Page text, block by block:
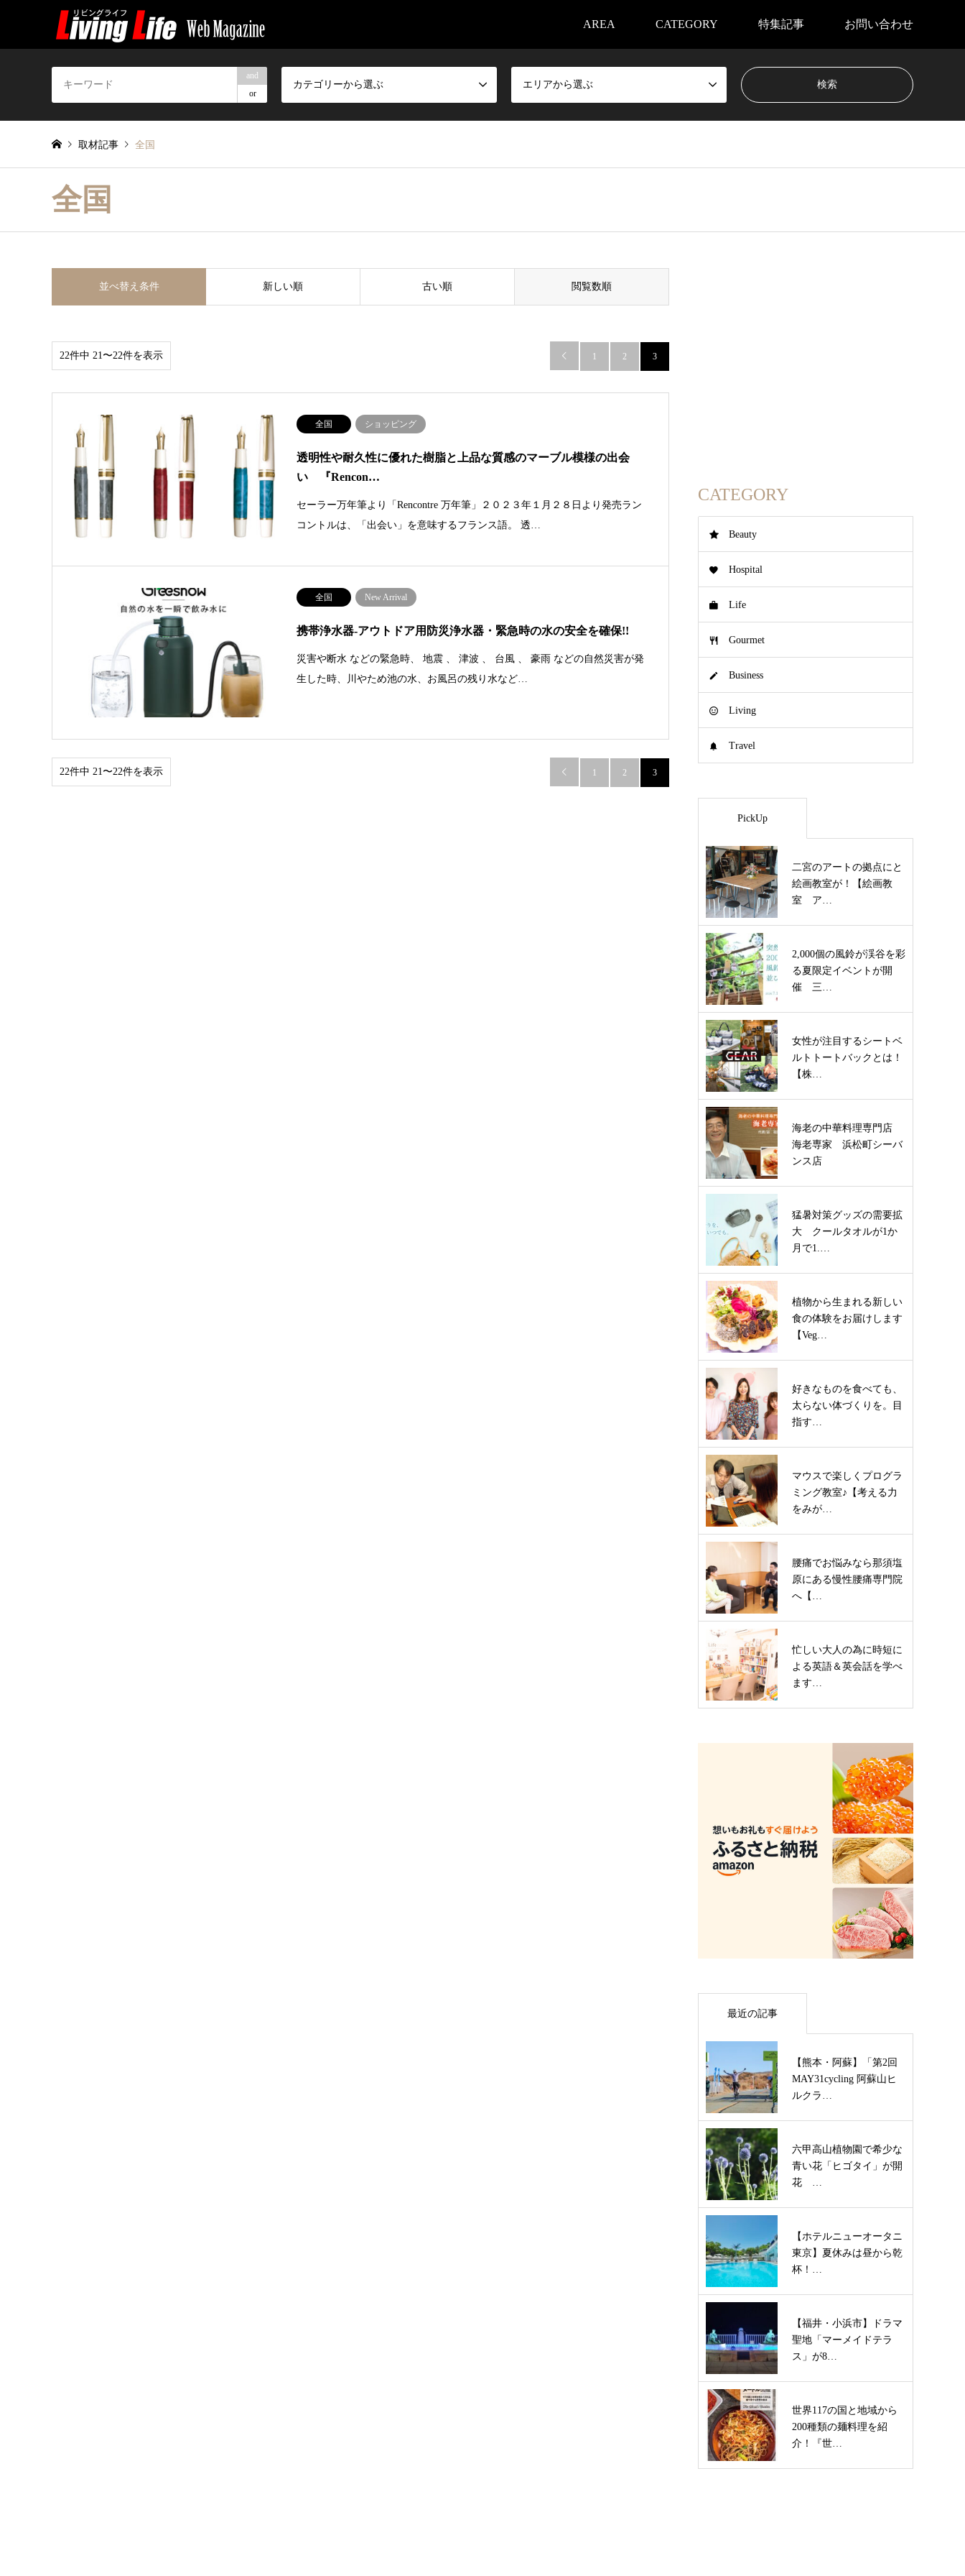
AREA CATEGORY 特集記事 お問い合わせ
and
or
カテゴリーから選ぶ エリアから選ぶ
取材記事 全国
全国
並べ替え条件 新しい順 古い順 閲覧数順
22件中 21〜22件を表示  1 2 3
全国 ショッピング
透明性や耐久性に優れた樹脂と上品な質感のマーブル模様の出会
い 『Rencon…
セーラー万年筆より「Rencontre 万年筆」２０２３年１月２８日より発売ラン
コントルは、「出会い」を意味するフランス語。 透…
全国 New Arrival
携帯浄水器-アウトドア用防災浄水器・緊急時の水の安全を確保!!
災害や断水 などの緊急時、 地震 、 津波 、 台風 、 豪雨 などの自然災害が発
生した時、川やため池の水、お風呂の残り水など…
22件中 21〜22件を表示  1 2 3
CATEGORY
Beauty
Hospital
Life
Gourmet
Business
Living
Travel
PickUp
二宮のアートの拠点にと
絵画教室が！【絵画教
室 ア…
2,000個の風鈴が渓谷を彩
る夏限定イベントが開
催 三…
女性が注目するシートベ
ルトトートバックとは！
【株…
海老の中華料理専門店
海老専家 浜松町シーバ
ンス店
猛暑対策グッズの需要拡
大 クールタオルが1か
月で1.…
植物から生まれる新しい
食の体験をお届けします
【Veg…
好きなものを食べても、
太らない体づくりを。目
指す…
マウスで楽しくプログラ
ミング教室♪【考える力
をみが…
腰痛でお悩みなら那須塩
原にある慢性腰痛専門院
へ【…
忙しい大人の為に時短に
よる英語＆英会話を学べ
ます…
最近の記事
【熊本・阿蘇】「第2回
MAY31cycling 阿蘇山ヒ
ルクラ…
六甲高山植物園で希少な
青い花「ヒゴタイ」が開
花 …
【ホテルニューオータニ
東京】夏休みは昼から乾
杯！…
【福井・小浜市】ドラマ
聖地「マーメイドテラ
ス」が8…
世界117の国と地域から
200種類の麺料理を紹
介！『世…